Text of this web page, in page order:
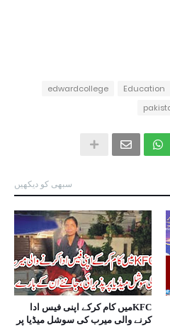
Education
edwardcollege
سبھی کو دیکھیں
KFCمیں کام کرکے اپنی فیس ادا
کرنے والی میرب کی سوشل میڈیا پر